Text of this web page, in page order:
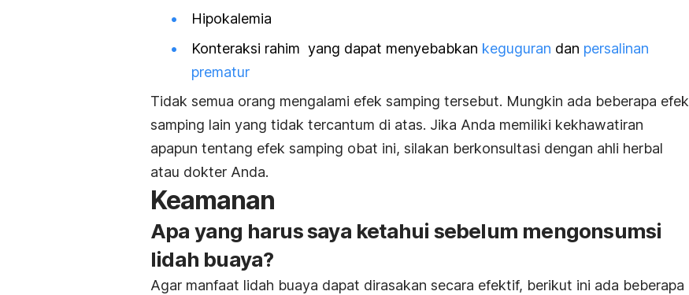
Hipokalemia
Konteraksi rahim yang dapat menyebabkan keguguran dan persalinan
prematur
Tidak semua orang mengalami efek samping tersebut. Mungkin ada beberapa efek
samping lain yang tidak tercantum di atas. Jika Anda memiliki kekhawatiran
apapun tentang efek samping obat ini, silakan berkonsultasi dengan ahli herbal
atau dokter Anda.
Keamanan
Apa yang harus saya ketahui sebelum mengonsumsi
lidah buaya?
Agar manfaat lidah buaya dapat dirasakan secara efektif, berikut ini ada beberapa